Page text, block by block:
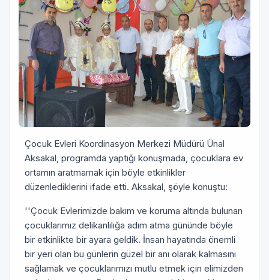
Çocuk Evleri Koordinasyon Merkezi Müdürü Ünal
Aksakal, programda yaptığı konuşmada, çocuklara ev
ortamın aratmamak için böyle etkinlikler
düzenlediklerini ifade etti. Aksakal, şöyle konuştu:
''Çocuk Evlerimizde bakım ve koruma altında bulunan
çocuklarımız delikanlılığa adım atma gününde böyle
bir etkinlikte bir ayara geldik. İnsan hayatında önemli
bir yeri olan bu günlerin güzel bir anı olarak kalmasını
sağlamak ve çocuklarımızı mutlu etmek için elimizden